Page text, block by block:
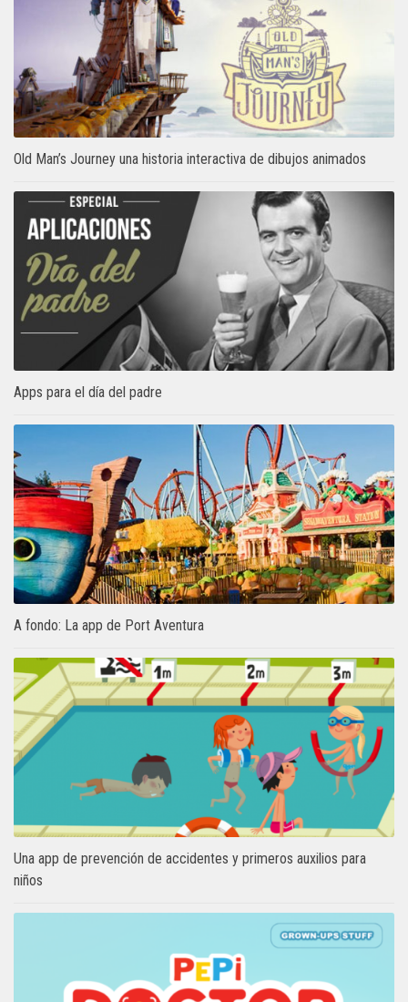
Old Man’s Journey una historia interactiva de dibujos animados
Apps para el día del padre
A fondo: La app de Port Aventura
Una app de prevención de accidentes y primeros auxilios para
niños